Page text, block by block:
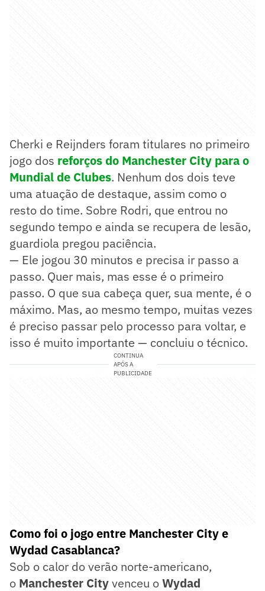
Cherki e Reijnders foram titulares no primeiro
jogo dos reforços do Manchester City para o
Mundial de Clubes. Nenhum dos dois teve
uma atuação de destaque, assim como o
resto do time. Sobre Rodri, que entrou no
segundo tempo e ainda se recupera de lesão,
guardiola pregou paciência.
— Ele jogou 30 minutos e precisa ir passo a
passo. Quer mais, mas esse é o primeiro
passo. O que sua cabeça quer, sua mente, é o
máximo. Mas, ao mesmo tempo, muitas vezes
é preciso passar pelo processo para voltar, e
isso é muito importante — concluiu o técnico.
CONTINUA
APÓS A
PUBLICIDADE
Como foi o jogo entre Manchester City e
Wydad Casablanca?
Sob o calor do verão norte-americano,
o Manchester Cityvenceu oWydad